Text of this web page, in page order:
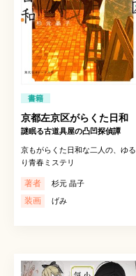
書籍
京都左京区がらくた日和
謎眠る古道具屋の凸凹探偵譚
京もがらくた日和な二人の、ゆる
り青春ミステリ
著者 杉元 晶子
装画 げみ